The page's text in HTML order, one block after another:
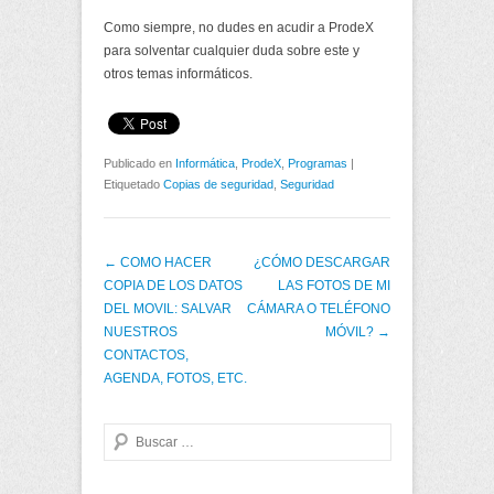
Como siempre, no dudes en acudir a ProdeX
para solventar cualquier duda sobre este y
otros temas informáticos.
Publicado en Informática, ProdeX, Programas
Etiquetado Copias de seguridad, Seguridad
Post navigation
← COMO HACER
COPIA DE LOS DATOS
DEL MOVIL: SALVAR
NUESTROS
CONTACTOS,
AGENDA, FOTOS, ETC.
¿CÓMO DESCARGAR
LAS FOTOS DE MI
CÁMARA O TELÉFONO
MÓVIL? →
Buscar